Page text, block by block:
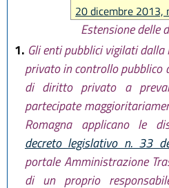
20 dicembre 2013,
nuovamente
L.R. 18 luglio 2014,
abrogato comma 2
30 aprile 2015, n. 2
Estensione delle
1. Gli enti pubblici vigilati
privato in controllo pubblico
di diritto privato a
partecipate
Romagna applicano le
decreto legislativo n. 33
portale Amministrazione
di un proprio